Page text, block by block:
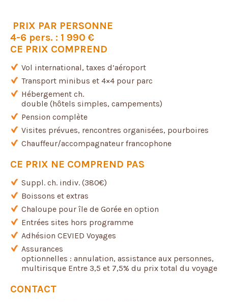
PRIX PAR PERSONNE
4-6 pers. : 1 990 €
CE PRIX COMPREND
Vol international, taxes d’aéroport
Transport minibus et 4×4 pour parc
Hébergement ch.
double (hôtels simples, campements)
Pension complète
Visites prévues, rencontres organisées, pourboires
Chauffeur/accompagnateur francophone
CE PRIX NE COMPREND PAS
Suppl. ch. indiv. (380€)
Boissons et extras
Chaloupe pour île de Gorée en option
Entrées sites hors programme
Adhésion CEVIED Voyages
Assurances
optionnelles : annulation, assistance aux personnes,
multirisque Entre 3,5 et 7,5% du prix total du voyage
CONTACT